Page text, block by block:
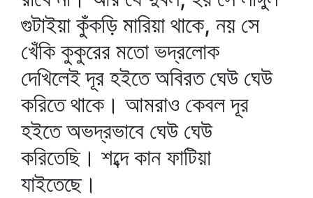
গুটাইয়া কুঁকড়ি মারিয়া থাকে, নয় সে
খেঁকি কুকুরের মতো ভদ্রলোক
দেখিলেই দূর হইতে অবিরত ঘেউ ঘেউ
করিতে থাকে। আমরাও কেবল দূর
হইতে অভদ্রভাবে ঘেউ ঘেউ
করিতেছি। শব্দে কান ফাটিয়া
যাইতেছে।